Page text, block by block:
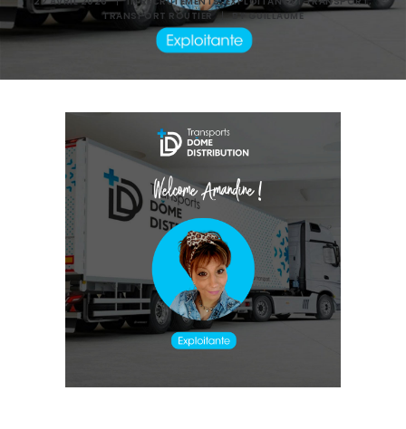
TRANSPORT ROUTIER
| BYGUILLAUME